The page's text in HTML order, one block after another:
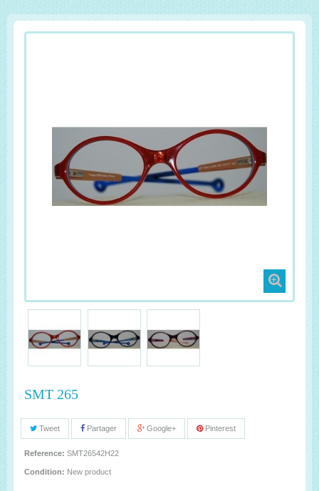
SMT 265
Tweet Partager Google+ Pinterest
Reference: SMT26542H22
Condition: New product